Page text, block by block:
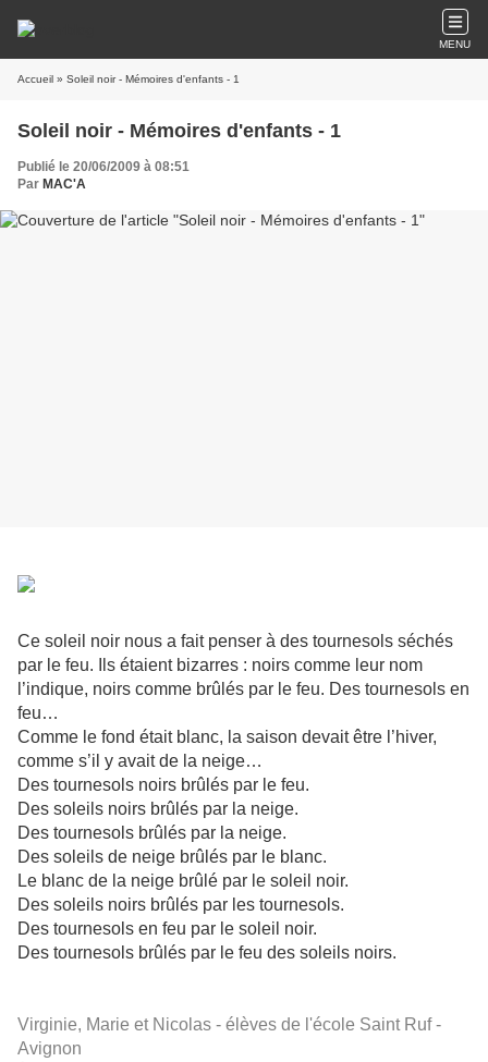
MENU
Accueil » Soleil noir - Mémoires d'enfants - 1
Soleil noir - Mémoires d'enfants - 1
Publié le 20/06/2009 à 08:51
Par MAC'A
Ce soleil noir nous a fait penser à des tournesols séchés
par le feu. Ils étaient bizarres : noirs comme leur nom
l’indique, noirs comme brûlés par le feu. Des tournesols en
feu…
Comme le fond était blanc, la saison devait être l’hiver,
comme s’il y avait de la neige…
Des tournesols noirs brûlés par le feu.
Des soleils noirs brûlés par la neige.
Des tournesols brûlés par la neige.
Des soleils de neige brûlés par le blanc.
Le blanc de la neige brûlé par le soleil noir.
Des soleils noirs brûlés par les tournesols.
Des tournesols en feu par le soleil noir.
Des tournesols brûlés par le feu des soleils noirs.
Virginie, Marie et Nicolas - élèves de l'école Saint Ruf -
Avignon